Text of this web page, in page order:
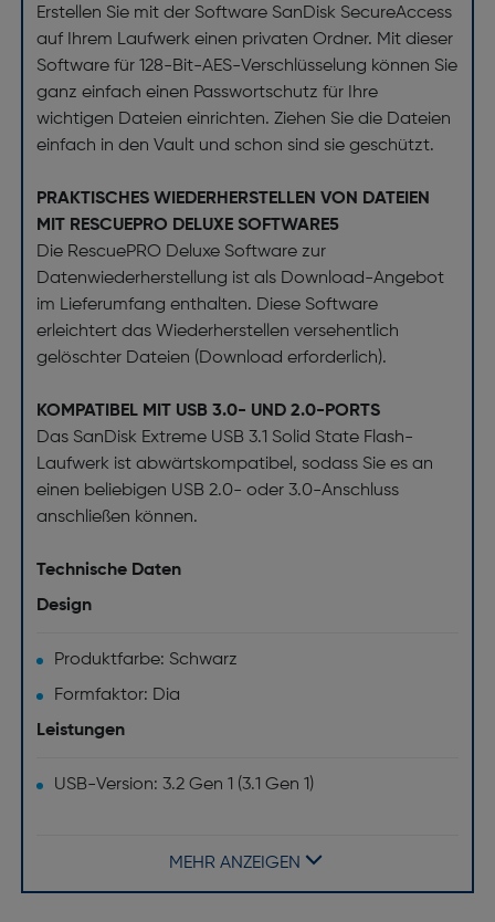
Erstellen Sie mit der Software SanDisk SecureAccess
auf Ihrem Laufwerk einen privaten Ordner. Mit dieser
Software für 128-Bit-AES-Verschlüsselung können Sie
ganz einfach einen Passwortschutz für Ihre
wichtigen Dateien einrichten. Ziehen Sie die Dateien
einfach in den Vault und schon sind sie geschützt.
PRAKTISCHES WIEDERHERSTELLEN VON DATEIEN
MIT RESCUEPRO DELUXE SOFTWARE5
Die RescuePRO Deluxe Software zur
Datenwiederherstellung ist als Download-Angebot
im Lieferumfang enthalten. Diese Software
erleichtert das Wiederherstellen versehentlich
gelöschter Dateien (Download erforderlich).
KOMPATIBEL MIT USB 3.0- UND 2.0-PORTS
Das SanDisk Extreme USB 3.1 Solid State Flash-
Laufwerk ist abwärtskompatibel, sodass Sie es an
einen beliebigen USB 2.0- oder 3.0-Anschluss
anschließen können.
Technische Daten
Design
Produktfarbe: Schwarz
Formfaktor: Dia
Leistungen
USB-Version: 3.2 Gen 1 (3.1 Gen 1)
Kapazität [GB]: 128MEHR ANZEIGEN